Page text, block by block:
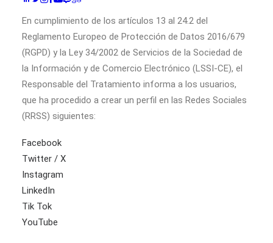
En cumplimiento de los artículos 13 al 24.2 del
Reglamento Europeo de Protección de Datos 2016/679
(RGPD) y la Ley 34/2002 de Servicios de la Sociedad de
la Información y de Comercio Electrónico (LSSI-CE), el
Responsable del Tratamiento informa a los usuarios,
que ha procedido a crear un perfil en las Redes Sociales
(RRSS) siguientes:
Facebook
Twitter / X
Instagram
LinkedIn
Tik Tok
YouTube